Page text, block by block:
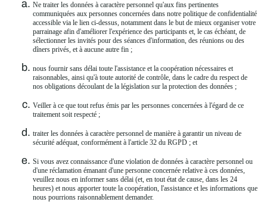
Ne traiter les données à caractère personnel qu'aux fins pertinentes
communiquées aux personnes concernées dans notre politique de confidentialité
accessible via le lien ci-dessus, notamment dans le but de mieux organiser votre
parrainage afin d'améliorer l'expérience des participants et, le cas échéant, de
sélectionner les invités pour des séances d'information, des réunions ou des
dîners privés, et à aucune autre fin ;
nous fournir sans délai toute l'assistance et la coopération nécessaires et
raisonnables, ainsi qu'à toute autorité de contrôle, dans le cadre du respect de
nos obligations découlant de la législation sur la protection des données ;
Veiller à ce que tout refus émis par les personnes concernées à l'égard de ce
traitement soit respecté ;
traiter les données à caractère personnel de manière à garantir un niveau de
sécurité adéquat, conformément à l'article 32 du RGPD ; et
Si vous avez connaissance d'une violation de données à caractère personnel ou
d'une réclamation émanant d'une personne concernée relative à ces données,
veuillez nous en informer sans délai (et, en tout état de cause, dans les 24
heures) et nous apporter toute la coopération, l'assistance et les informations que
nous pourrions raisonnablement demander.